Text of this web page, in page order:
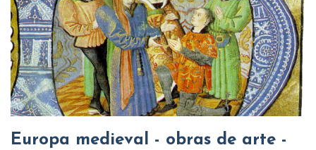
Europa medieval - obras de arte -